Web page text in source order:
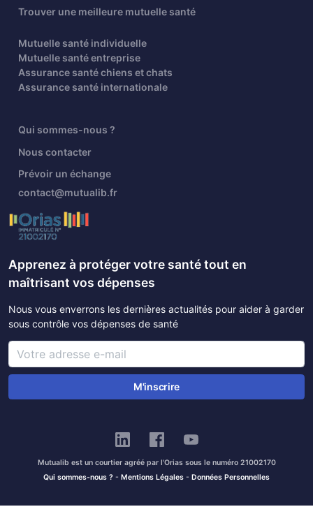
Trouver une meilleure mutuelle santé
Mutuelle santé individuelle
Mutuelle santé entreprise
Assurance santé chiens et chats
Assurance santé internationale
Qui sommes-nous ?
Nous contacter
Prévoir un échange
contact@mutualib.fr
Apprenez à protéger votre santé tout en
maîtrisant vos dépenses
Nous vous enverrons les dernières actualités pour aider à garder
sous contrôle vos dépenses de santé
M'inscrire
Mutualib est un courtier agréé par l'Orias sous le numéro 21002170
Qui sommes-nous ? - Mentions Légales - Données Personnelles